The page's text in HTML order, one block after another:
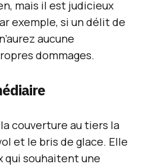
mais il est judicieux
exemple, si un délit de
aucune
dommages.
couverture au tiers la
et le bris de glace. Elle
qui souhaitent une